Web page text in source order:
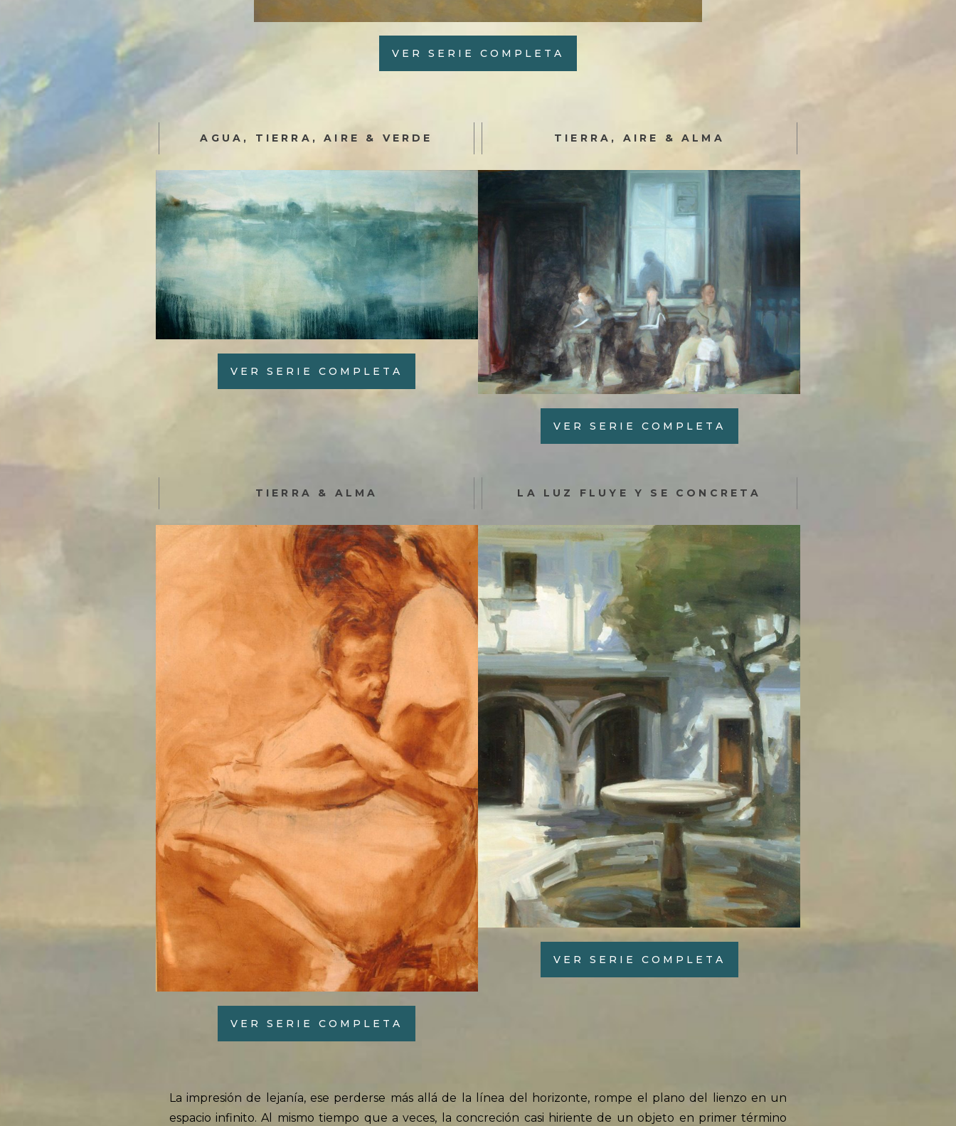
VER SERIE COMPLETA
AGUA, TIERRA, AIRE & VERDE
VER SERIE COMPLETA
TIERRA, AIRE & ALMA
VER SERIE COMPLETA
TIERRA & ALMA
VER SERIE COMPLETA
LA LUZ FLUYE Y SE CONCRETA
VER SERIE COMPLETA
La impresión de lejanía, ese perderse más allá de la línea del horizonte, rompe el plano del lienzo en un
espacio infinito. Al mismo tiempo que a veces, la concreción casi hiriente de un objeto en primer término